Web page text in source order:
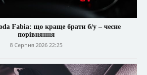
Fabia: що краще брати б/у – чесне
порівняння
8 Серпня 2026 22:25